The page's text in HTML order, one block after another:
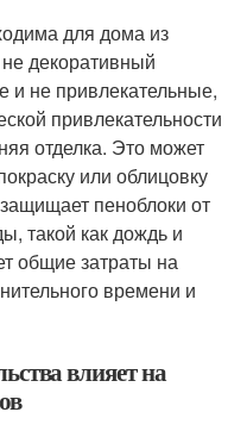
для дома из
декоративный
не привлекательные,
привлекательности
отделка. Это может
или облицовку
пеноблоки от
такой как дождь и
общие затраты на
времени и
влияет на